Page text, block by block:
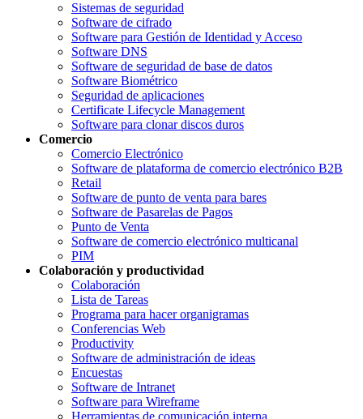
Sistemas de seguridad
Software de cifrado
Software para Gestión de Identidad y Acceso
Software DNS
Software de seguridad de base de datos
Software Biométrico
Seguridad de aplicaciones
Certificate Lifecycle Management
Software para clonar discos duros
Comercio
Comercio Electrónico
Software de plataforma de comercio electrónico B2B
Retail
Software de punto de venta para bares
Software de Pasarelas de Pagos
Punto de Venta
Software de comercio electrónico multicanal
PIM
Colaboración y productividad
Colaboración
Lista de Tareas
Programa para hacer organigramas
Conferencias Web
Productivity
Software de administración de ideas
Encuestas
Software de Intranet
Software para Wireframe
Herramientas de comunicación interna